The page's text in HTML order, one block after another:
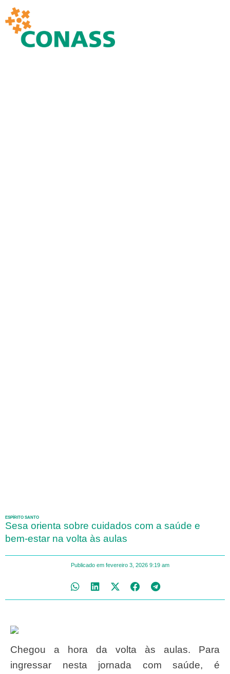
ESPÍRITO SANTO
Sesa orienta sobre cuidados com a saúde e
bem-estar na volta às aulas
Publicado em fevereiro 3, 2026 9:19 am
Chegou a hora da volta às aulas. Para
ingressar nesta jornada com saúde, é